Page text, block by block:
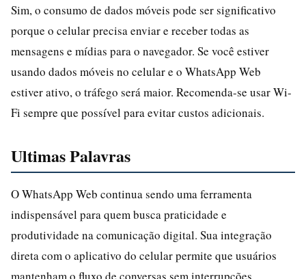
Sim, o consumo de dados móveis pode ser significativo
porque o celular precisa enviar e receber todas as
mensagens e mídias para o navegador. Se você estiver
usando dados móveis no celular e o WhatsApp Web
estiver ativo, o tráfego será maior. Recomenda-se usar Wi-
Fi sempre que possível para evitar custos adicionais.
Ultimas Palavras
O WhatsApp Web continua sendo uma ferramenta
indispensável para quem busca praticidade e
produtividade na comunicação digital. Sua integração
direta com o aplicativo do celular permite que usuários
mantenham o fluxo de conversas sem interrupções,